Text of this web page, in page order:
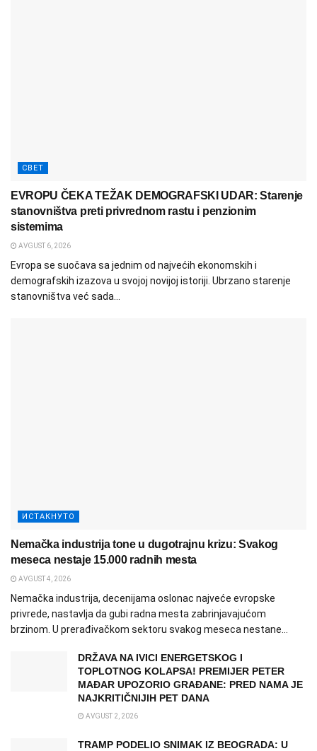
СВЕТ
EVROPU ČEKA TEŽAK DEMOGRAFSKI UDAR: Starenje
stanovništva preti privrednom rastu i penzionim
sistemima
AVGUST 6, 2026
Evropa se suočava sa jednim od najvećih ekonomskih i
demografskih izazova u svojoj novijoj istoriji. Ubrzano starenje
stanovništva već sada...
ИСТАКНУТО
Nemačka industrija tone u dugotrajnu krizu: Svakog
meseca nestaje 15.000 radnih mesta
AVGUST 4, 2026
Nemačka industrija, decenijama oslonac najveće evropske
privrede, nastavlja da gubi radna mesta zabrinjavajućom
brzinom. U prerađivačkom sektoru svakog meseca nestane...
DRŽAVA NA IVICI ENERGETSKOG I
TOPLOTNOG KOLAPSA! PREMIJER PETER
MAĐAR UPOZORIO GRAĐANE: PRED NAMA JE
NAJKRITIČNIJIH PET DANA
AVGUST 2, 2026
TRAMP PODELIO SNIMAK IZ BEOGRADA: U